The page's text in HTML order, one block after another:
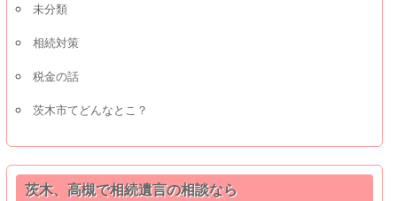
未分類
相続対策
税金の話
茨木市てどんなとこ？
茨木、高槻で相続遺言の相談なら